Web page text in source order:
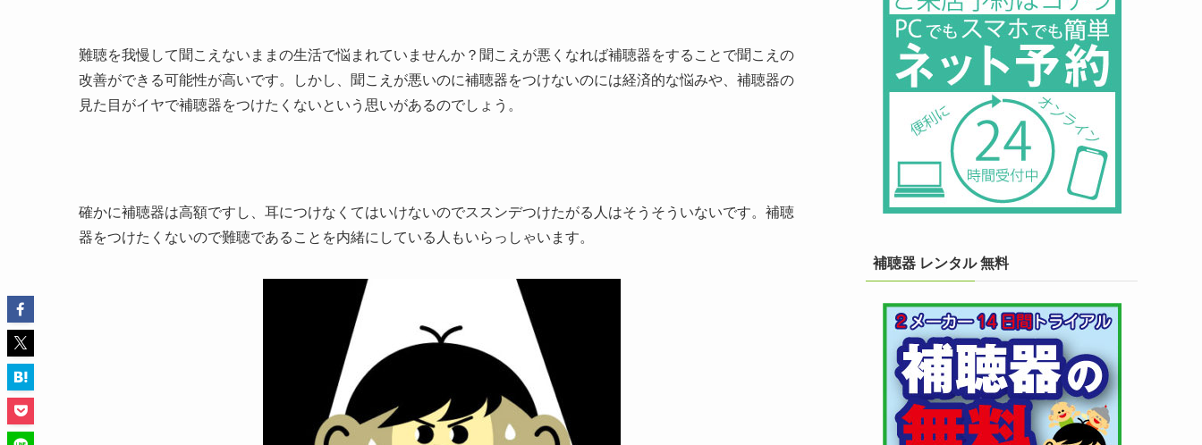
難聴を我慢して聞こえないままの生活で悩まれていませんか？聞こえが悪くなれば補聴器をすることで聞こえの
改善ができる可能性が高いです。しかし、聞こえが悪いのに補聴器をつけないのには経済的な悩みや、補聴器の
見た目がイヤで補聴器をつけたくないという思いがあるのでしょう。
確かに補聴器は高額ですし、耳につけなくてはいけないのでススンデつけたがる人はそうそういないです。補聴
器をつけたくないので難聴であることを内緒にしている人もいらっしゃいます。
補聴器 レンタル 無料